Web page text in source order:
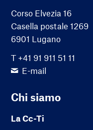
Corso Elvezia 16
Casella postale 1269
6901 Lugano
T +41 91 911 51 11
E-mail
Chi siamo
La Cc-Ti